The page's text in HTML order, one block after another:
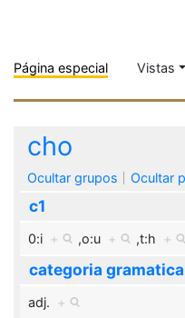
Página especial Vistas
cho
Ocultar grupos Ocultar
c1
0:i + ,o:u + ,t:h +
categoria
adj. +